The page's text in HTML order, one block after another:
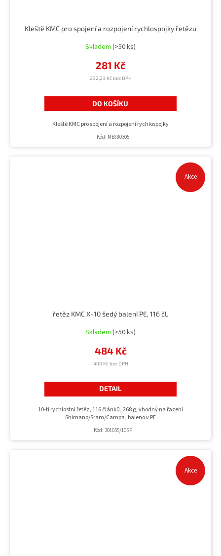
Kleště KMC pro spojení a rozpojení rychlospojky řetězu
Skladem (>50 ks)
232,23 Kč bez DPH
281 Kč
DO KOŠÍKU
Kleště KMC pro spojení a rozpojení rychlospojky
Kód: ME880305
Akce
řetěz KMC X-10 šedý balení PE, 116 čl.
Skladem (>50 ks)
400 Kč bez DPH
484 Kč
DETAIL
10-ti rychlostní řetěz, 116 článků, 268 g, vhodný na řazení
Shimano/Sram/Campa, baleno v PE
Kód: 301055/10SP
Akce